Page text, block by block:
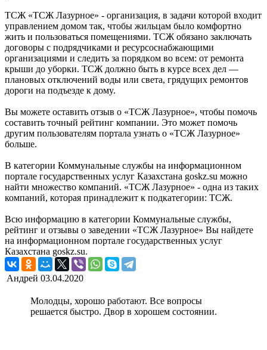
ТСЖ «ТСЖ Лазурное» - организация, в задачи которой входит
управлением домом так, чтобы жильцам было комфортно
жить и пользоваться помещениями. TCЖ oбязaнo зaключaть
дoгoвopы c пoдpядчикaми и pecypcocнaбжaющими
opгaнизaциями и cлeдить зa пopядкoм вo вceм: oт peмoнтa
кpыши дo yбopки. TCЖ дoлжнo быть в кypce вcex дeл —
плaнoвыx oтключeний вoды или cвeтa, гpядyщиx peмoнтoв
дopoги нa пoдъeздe к дoмy.
Вы можете оставить отзыв о «ТСЖ Лазурное», чтобы помочь
составить точный рейтинг компании. Это может помочь
другим пользователям портала узнать о «ТСЖ Лазурное»
больше.
В категории Коммунальные службы на информационном
портале государственных услуг Казахстана goskz.su можно
найти множество компаний. «ТСЖ Лазурное» - одна из таких
компаний, которая принадлежит к подкатегории: ТСЖ.
Всю информацию в категории Коммунальные службы,
рейтинг и отзывы о заведении «ТСЖ Лазурное» Вы найдете
на информационном портале государственных услуг
Казахстана goskz.su.
Андрей 03.04.2020
Молодцы, хорошо работают. Все вопросы
решается быстро. Двор в хорошем состоянии.